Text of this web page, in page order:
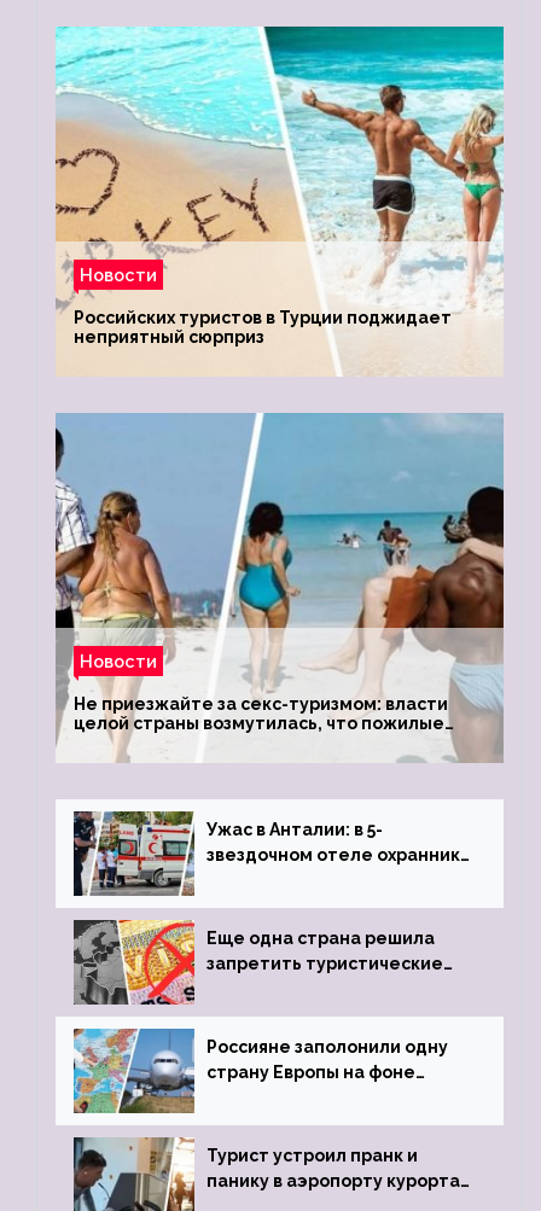
Новости
Российских туристов в Турции поджидает
неприятный сюрприз
Новости
Не приезжайте за секс-туризмом: власти
целой страны возмутилась, что пожилые
туристки массово едут к ним, чтобы
обзавестись молодыми любовниками
Ужас в Анталии: в 5-
звездочном отеле охранник
пистолета
Еще одна страна решила
запретить туристические
Россияне заполонили одну
страну Европы на фоне
виз
Турист устроил пранк и
панику в аэропорту курорта,